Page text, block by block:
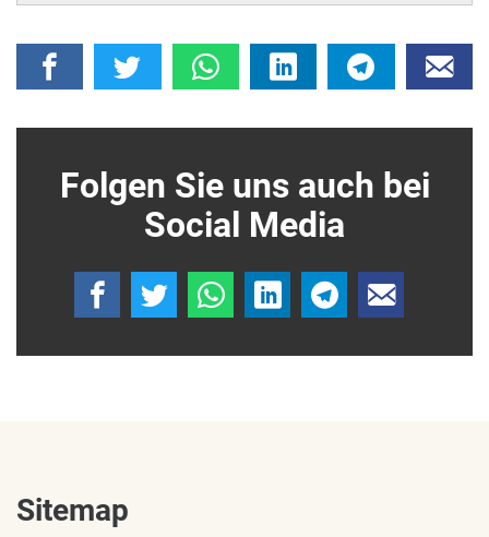
Folgen Sie uns auch bei
Social Media
Sitemap